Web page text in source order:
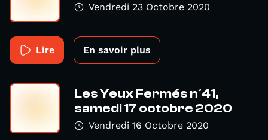
Vendredi 23 Octobre 2020
Lire En savoir plus
Les Yeux Fermés n°41,
samedi 17 octobre 2020
Vendredi 16 Octobre 2020